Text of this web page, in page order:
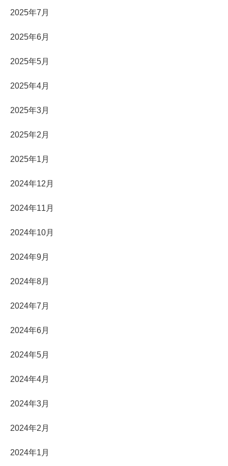
2025年7月
2025年6月
2025年5月
2025年4月
2025年3月
2025年2月
2025年1月
2024年12月
2024年11月
2024年10月
2024年9月
2024年8月
2024年7月
2024年6月
2024年5月
2024年4月
2024年3月
2024年2月
2024年1月